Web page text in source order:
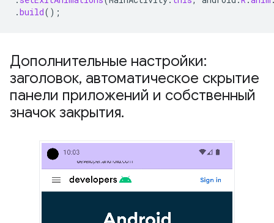
.build();
Дополнительные настройки:
заголовок, автоматическое скрытие
панели приложений и собственный
значок закрытия.